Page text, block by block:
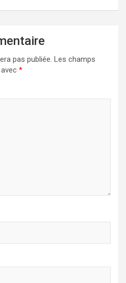
pas publiée. Les champs
*